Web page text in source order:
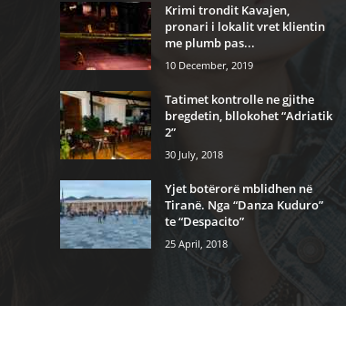
Krimi trondit Kavajen,
pronari i lokalit vret klientin
me plumb pas...
10 December, 2019
Tatimet kontrolle ne gjithe
bregdetin, bllokohet “Adriatik
2”
30 July, 2018
Yjet botërorë mblidhen në
Tiranë. Nga “Danza Kuduro”
te “Despacito”
25 April, 2018